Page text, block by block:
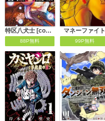
特区八犬士 [code:T-8]
88P無料
マネーファイト
99P無料